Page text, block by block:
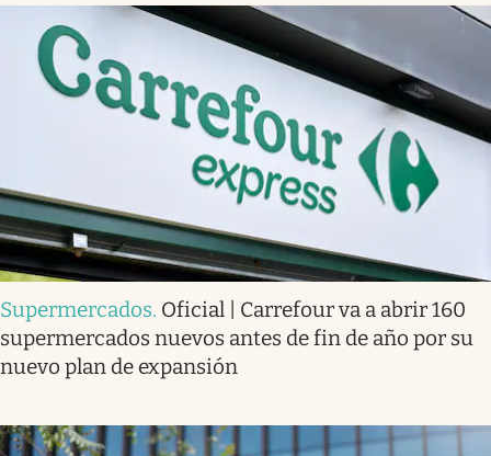
Supermercados. Oficial | Carrefour va a abrir 160
supermercados nuevos antes de fin de año por su
nuevo plan de expansión